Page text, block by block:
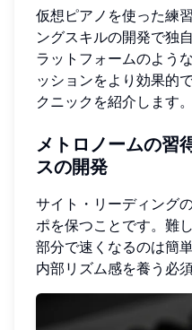
仮想ピアノを使った練
ングスキルの開発で独
ラットフォームのよう
ッションをより効果的
クニックを紹介します。
メトロノームの習
スの開発
サイト・リーディング
ポを保つことです。難
部分で速くなるのは簡
内部リズム感を養う必